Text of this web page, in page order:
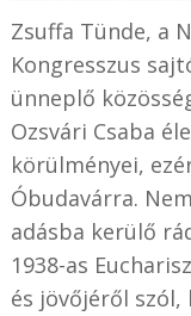
Zsuffa Tünde, a
Kongresszus
ünneplő
Ozsvári Csaba
körülményei,
Óbudavárra.
adásba kerülő
1938-as
és jövőjéről